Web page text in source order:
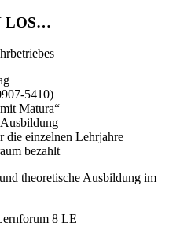
LOS…
5410)
Matura“
die einzelnen Lehrjahre
bezahlt
theoretische Ausbildung im
8 LE